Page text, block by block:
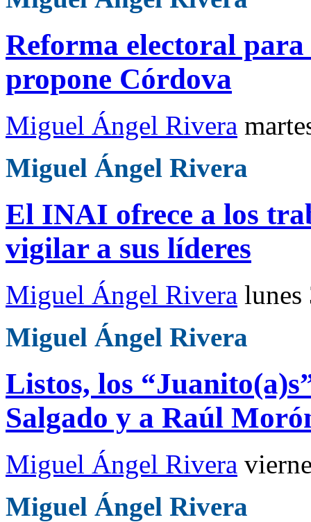
Reforma electoral
propone Córdova
Miguel Ángel Rivera
Miguel Ángel Rivera
El INAI ofrece a los
vigilar a sus líderes
Miguel Ángel Rivera
Miguel Ángel Rivera
Listos, los
Salgado y a Raúl
Miguel Ángel Rivera
Miguel Ángel Rivera